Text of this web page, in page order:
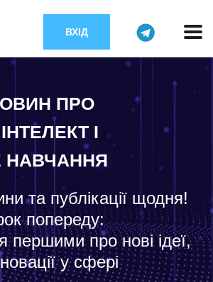
ВХІД
ПРО
І
та публікації щодня!
попереду:
першими про нові ідеї,
у сфері